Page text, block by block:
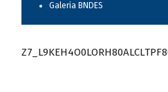
Galeria BNDES